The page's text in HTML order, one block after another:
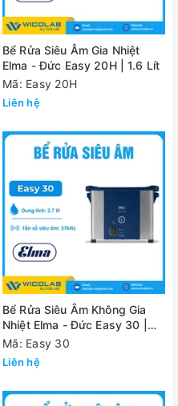
Bể Rửa Siêu Âm Gia Nhiệt
Elma - Đức Easy 20H | 1.6 Lít
Mã: Easy 20H
Liên hệ
Bể Rửa Siêu Âm Không Gia
Nhiệt Elma - Đức Easy 30 |
2.7 Lít
Mã: Easy 30
Liên hệ